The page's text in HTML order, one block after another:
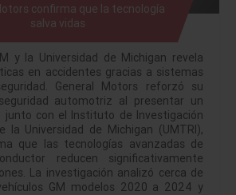
confirma que la tecnología
salva vidas
y la Universidad de Michigan revela
en accidentes gracias a sistemas
General Motors reforzó su
automotriz al presentar un
junto con el Instituto de Investigación
la Universidad de Michigan (UMTRI),
que las tecnologías avanzadas de
reducen significativamente
La investigación analizó cerca de
GM modelos 2020 a 2024 y